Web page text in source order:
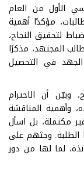
الأول من العام
مؤكدًا أهمية
لتحقيق النجاح،
المجتهد، مذكرًا
في التحصيل
وبيّن أن الاحترام
وأهمية المناقشة
مكتملة، بل اسأل
الطلبة. وحثهم على
لما لها من دور